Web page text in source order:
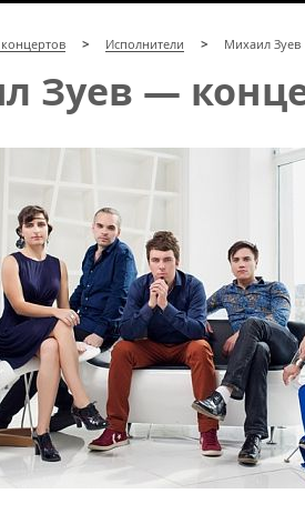
Исполнители Михаил Зуев
Зуев —